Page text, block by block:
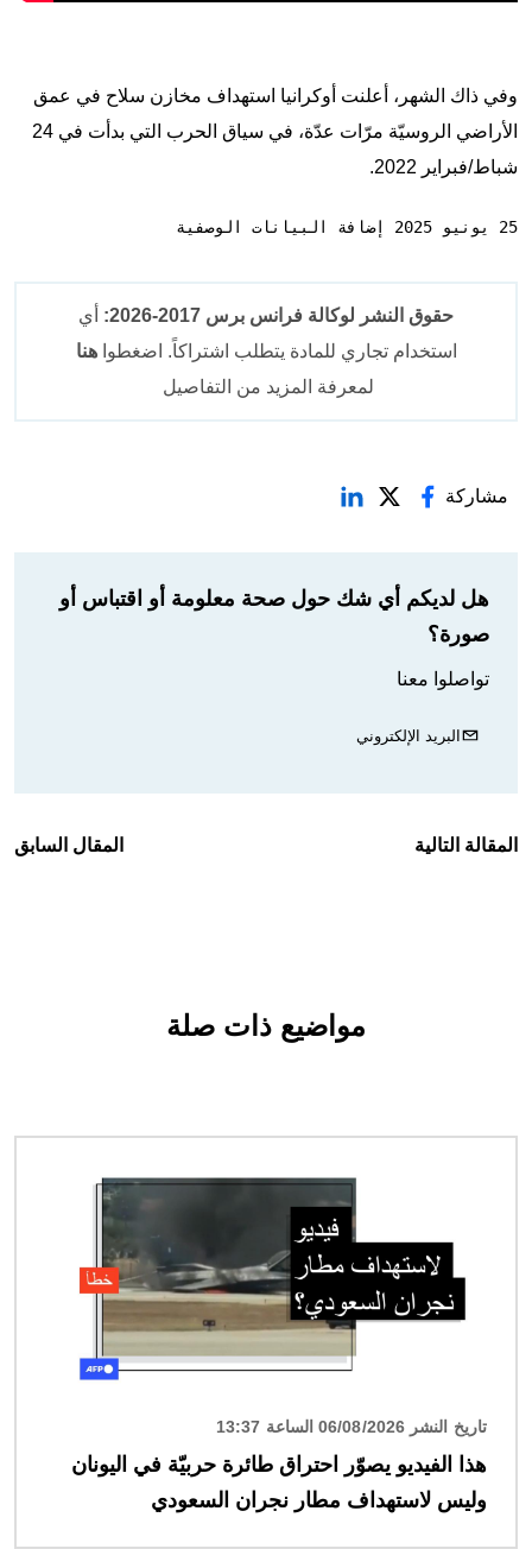
وفي ذاك الشهر، أعلنت أوكرانيا استهداف مخازن سلاح في عمق
الأراضي الروسيّة مرّات عدّة، في سياق الحرب التي بدأت في 24
شباط/فبراير 2022.
25 يونيو 2025 إضافة البيانات الوصفية
حقوق النشر لوكالة فرانس برس 2017-2026:
أي
استخدام تجاري للمادة يتطلب اشتراكاً. اضغطواهنا
لمعرفة المزيد من التفاصيل
مشاركة
هل لديكم أي شك حول صحة معلومة أو اقتباس أو
صورة؟
تواصلوا معنا
البريد الإلكتروني
المقالة التالية المقال السابق
مواضيع ذات صلة
تاريخ النشر 06/08/2026 الساعة 13:37
هذا الفيديو يصوّر احتراق طائرة حربيّة في اليونان
وليس لاستهداف مطار نجران السعودي